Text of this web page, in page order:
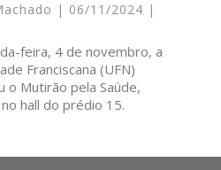
06/11/2024
feira, 4 de novembro, a
Franciscana (UFN)
o Mutirão pela Saúde,
hall do prédio 15.